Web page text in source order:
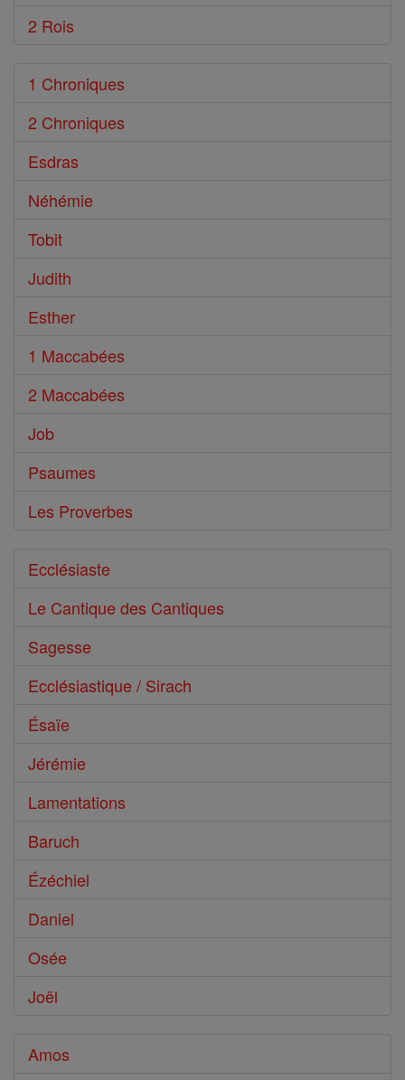
2 Rois
1 Chroniques
2 Chroniques
Esdras
Néhémie
Tobit
Judith
Esther
1 Maccabées
2 Maccabées
Job
Psaumes
Les Proverbes
Ecclésiaste
Le Cantique des Cantiques
Sagesse
Ecclésiastique / Sirach
Ésaïe
Jérémie
Lamentations
Baruch
Ézéchiel
Daniel
Osée
Joël
Amos